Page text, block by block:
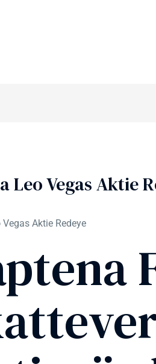
Leo Vegas Aktie
Aktie Redeye